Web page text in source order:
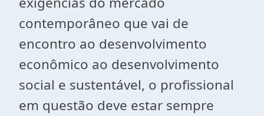
contemporâneo que vai de
encontro ao desenvolvimento
econômico ao desenvolvimento
social e sustentável, o profissional
em questão deve estar sempre